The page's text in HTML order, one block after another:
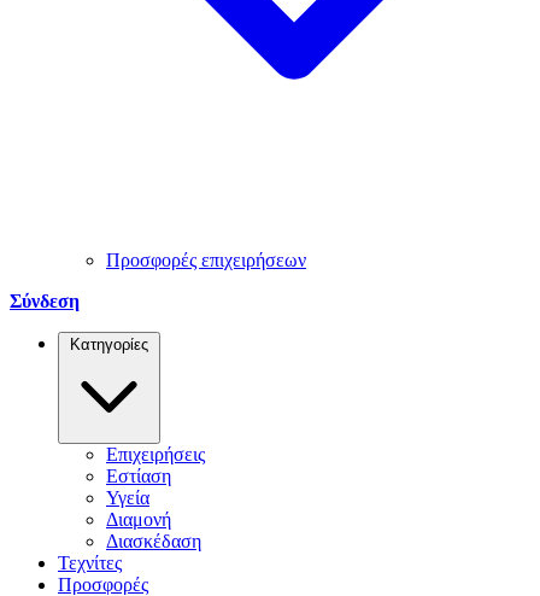
Προσφορές επιχειρήσεων
Σύνδεση
Κατηγορίες
Επιχειρήσεις
Εστίαση
Υγεία
Διαμονή
Διασκέδαση
Τεχνίτες
Προσφορές